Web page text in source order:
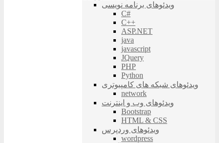
ویدئوهای برنامه نویسی
C#
C++
ASP.NET
java
javascript
JQuery
PHP
Python
ویدئوهای شبکه های کامپیوتری
network
ویدئوهای وب و اینترنت
Bootstrap
HTML & CSS
ویدئوهای وردپرس
wordpress